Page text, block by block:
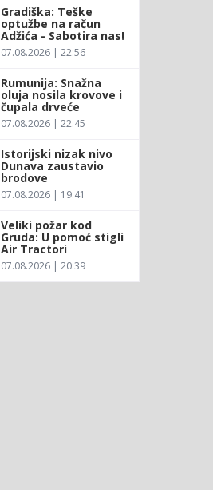
Gradiška: Teške
optužbe na račun
Adžića - Sabotira nas!
07.08.2026 | 22:56
Rumunija: Snažna
oluja nosila krovove i
čupala drveće
07.08.2026 | 22:45
Istorijski nizak nivo
Dunava zaustavio
brodove
07.08.2026 | 19:41
Veliki požar kod
Gruda: U pomoć stigli
Air Tractori
07.08.2026 | 20:39